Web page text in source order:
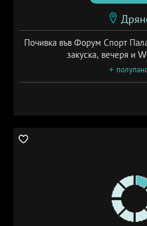
Почивка във Форум Спорт
закуска, вечеря и
+